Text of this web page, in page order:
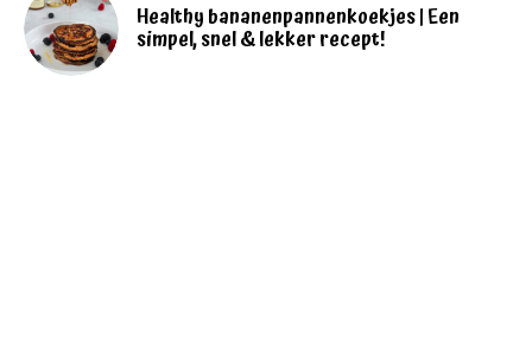
Healthy bananenpannenkoekjes | Een
simpel, snel & lekker recept!